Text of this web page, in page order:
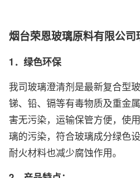
烟台荣恩玻璃原料有限公司
1．绿色环保
我司玻璃澄清剂是最新复合型
锑、铅、镉等有毒物质及重金
害无污染，运输保管方便，使
璃的污染，符合玻璃成分绿色
耐火材料也减少腐蚀作用。